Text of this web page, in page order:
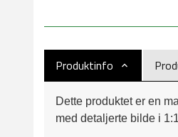
Produktinfo
Dette produktet er en
med detaljerte bilde i